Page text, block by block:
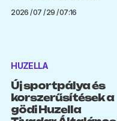
2026 / 07 / 29 / 07:16
HUZELLA
Új sportpálya és
korszerűsítések a
gödi Huzella